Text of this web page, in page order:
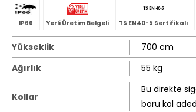
IP66 Yerli Üretim Belgeli TS EN40-5 Sertifikalı
Yükseklik
700 cm
Ağırlık
55 kg
Kollar
Bu direkte
boru kol